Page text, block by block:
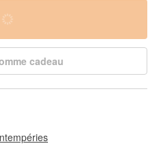
cadeau